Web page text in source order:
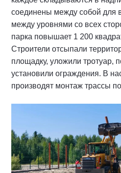
соединены между собой для
между уровнями со всех
парка повышает 1 200
Строители отсыпали
площадку, уложили тротуар,
установили ограждения. В
производят монтаж трассы